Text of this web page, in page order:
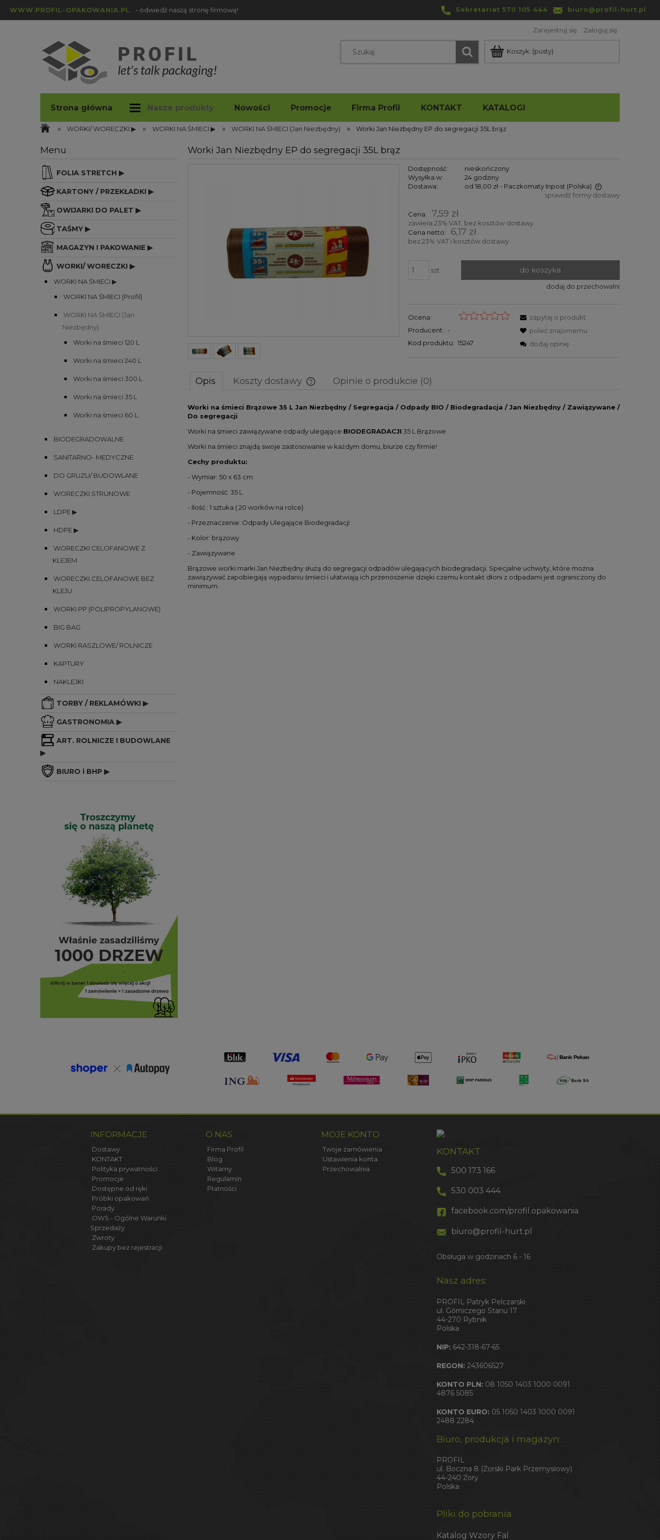
WWW.PROFIL-OPAKOWANIA.PL - odwiedź naszą stronę firmową! Sekretariat 570 105 444 biuro@profil-hurt.pl
Zarejestruj się Zaloguj się
Koszyk: (pusty)
Strona główna Nasze produkty Nowości Promocje Firma Profil KONTAKT KATALOGI
profil-opakowania.pl Blog
» WORKI/ WORECZKI ▶ » WORKI NA ŚMIECI ▶ » WORKI NA ŚMIECI (Jan Niezbędny) » Worki Jan Niezbędny EP do segregacji 35L brąz
Menu
FOLIA STRETCH ▶
KARTONY / PRZEKŁADKI ▶
OWIJARKI DO PALET ▶
TAŚMY ▶
MAGAZYN I PAKOWANIE ▶
WORKI/ WORECZKI ▶
WORKI NA ŚMIECI ▶
WORKI NA ŚMIECI (Profil)
WORKI NA ŚMIECI (Jan
Niezbędny)
Worki na śmieci 120 L
Worki na śmieci 240 L
Worki na śmieci 300 L
Worki na śmieci 35 L
Worki na śmieci 60 L
BIODEGRADOWALNE
SANITARNO- MEDYCZNE
DO GRUZU/ BUDOWLANE
WORECZKI STRUNOWE
LDPE ▶
HDPE ▶
WORECZKI CELOFANOWE Z
KLEJEM
WORECZKI CELOFANOWE BEZ
KLEJU
WORKI PP (POLIPROPYLANOWE)
BIG BAG
WORKI RASZLOWE/ ROLNICZE
KAPTURY
NAKLEJKI
TORBY / REKLAMÓWKI ▶
GASTRONOMIA ▶
ART. ROLNICZE I BUDOWLANE
▶
BIURO i BHP ▶
Worki Jan Niezbędny EP do segregacji 35L brąz
Dostępność:
nieskończony
Wysyłka w:
24 godziny
Dostawa:
od 18,00 zł - Paczkomaty Inpost (Polska)
sprawdź formy dostawy
Cena: 7,59 zł
zawiera 23% VAT, bez kosztów dostawy
Cena netto:
6,17 zł
bez 23% VAT i kosztów dostawy
szt. do koszyka
dodaj do przechowalni
Ocena:
Producent: -
Kod produktu: 15247
zapytaj o produkt
poleć znajomemu
dodaj opinię
Opis Koszty dostawy
Cena nie zawiera ewentualnych
Opinie o produkcie (0)
Worki na śmieci Brązowe 35 L Jan Niezbędny / Segregacja / Odpady BIO / Biodegradacja / Jan Niezbędny / Zawiązywane /
Do segregacji
Worki na śmieci zawiązywane odpady ulegające BIODEGRADACJI 35 L Brązowe
Worki na śmieci znajdą swoje zastosowanie w każdym domu, biurze czy firmie!
Cechy produktu:
- Wymiar: 50 x 63 cm
- Pojemność: 35 L
- Ilość : 1 sztuka ( 20 worków na rolce)
- Przeznaczenie: Odpady Ulegające Biodegradacji
- Kolor: brązowy
- Zawiązywane
Brązowe worki marki Jan Niezbędny służą do segregacji odpadów ulegających biodegradacji. Specjalne uchwyty, które można
zawiązywać zapobiegają wypadaniu śmieci i ułatwiają ich przenoszenie dzięki czemu kontakt dłoni z odpadami jest ograniczony do
minimum.
INFORMACJE
Dostawy
KONTAKT
Polityka prywatności
Promocje
Dostępne od ręki
Próbki opakowań
Porady
OWS - Ogólne Warunki
Sprzedaży
Zwroty
Zakupy bez rejestracji
O NAS
Firma Profil
Blog
Witamy
Regulamin
Płatności
MOJE KONTO
Twoje zamówienia
Ustawienia konta
Przechowalnia
KONTAKT
500 173 166
530 003 444
facebook.com/profil.opakowania
biuro@profil-hurt.pl
Obsługa w godzinach 6 - 16
Nasz adres:
PROFIL Patryk Pelczarski
ul. Górniczego Stanu 17
44-270 Rybnik
Polska
NIP: 642-318-67-65
REGON: 243606527
KONTO PLN: 08 1050 1403 1000 0091
4876 5085
KONTO EURO: 05 1050 1403 1000 0091
2488 2284
Biuro, produkcja i magazyn:
PROFIL
ul. Boczna 8 (Żorski Park Przemysłowy)
44-240 Żory
Polska
Pliki do pobrania
Katalog Wzory Fal